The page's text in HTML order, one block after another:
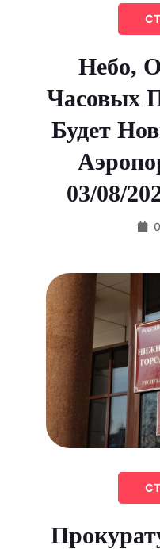
Небо,
Часовых
Будет
03/08/